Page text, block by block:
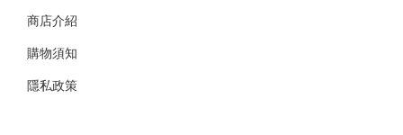
商店介紹
購物須知
隱私政策